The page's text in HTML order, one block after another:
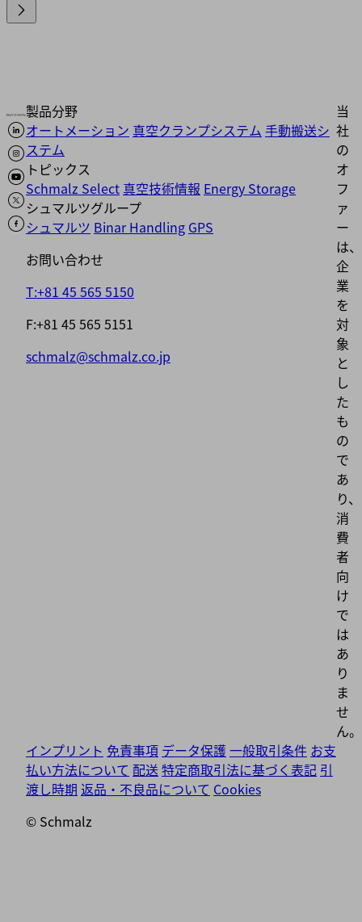
製品分野
オートメーション 真空クランプシステム 手動搬送シ
ステム
トピックス
Schmalz Select 真空技術情報 Energy Storage
シュマルツグループ
シュマルツ Binar Handling GPS
お問い合わせ
T:+81 45 565 5150
F:+81 45 565 5151
schmalz@schmalz.co.jp
当
社
の
オ
フ
ァ
ー
は、
企
業
を
対
象
と
し
た
も
の
で
あ
り、
消
費
者
向
け
で
は
あ
り
ま
せ
ん。
インプリント 免責事項 データ保護 一般取引条件 お支
払い方法について 配送特定商取引法に基づく表記 引
渡し時期 返品・不良品について Cookies
© Schmalz